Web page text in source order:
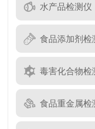
水产品检测仪
食品添加剂检
毒害化合物检
食品重金属检